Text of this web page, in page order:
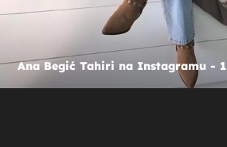
Ana Begić Tahiri na Instagramu - 1